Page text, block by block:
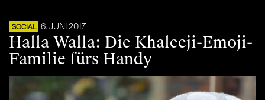
SOCIAL 6. JUNI 2017
Halla Walla: Die Khaleeji-Emoji-
Familie fürs Handy